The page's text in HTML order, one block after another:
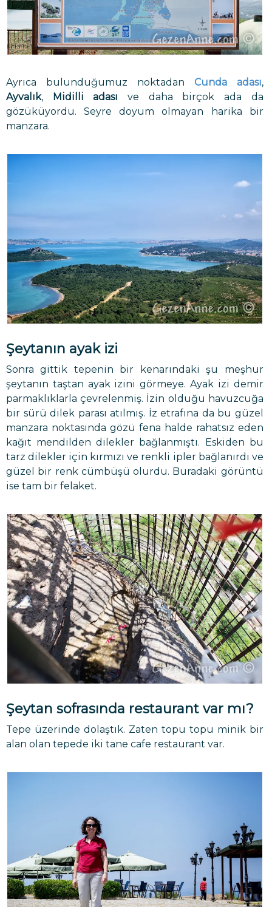
Ayrıca bulunduğumuz noktadan Cunda adası,
Ayvalık, Midilli adası ve daha birçok ada da
gözüküyordu. Seyre doyum olmayan harika bir
manzara.
Şeytanın ayak izi
Sonra gittik tepenin bir kenarındaki şu meşhur
şeytanın taştan ayak izini görmeye. Ayak izi demir
parmaklıklarla çevrelenmiş. İzin olduğu havuzcuğa
bir sürü dilek parası atılmış. İz etrafına da bu güzel
manzara noktasında gözü fena halde rahatsız eden
kağıt mendilden dilekler bağlanmıştı. Eskiden bu
tarz dilekler için kırmızı ve renkli ipler bağlanırdı ve
güzel bir renk cümbüşü olurdu. Buradaki görüntü
ise tam bir felaket.
Şeytan sofrasında restaurant var mı?
Tepe üzerinde dolaştık. Zaten topu topu minik bir
alan olan tepede iki tane cafe restaurant var.